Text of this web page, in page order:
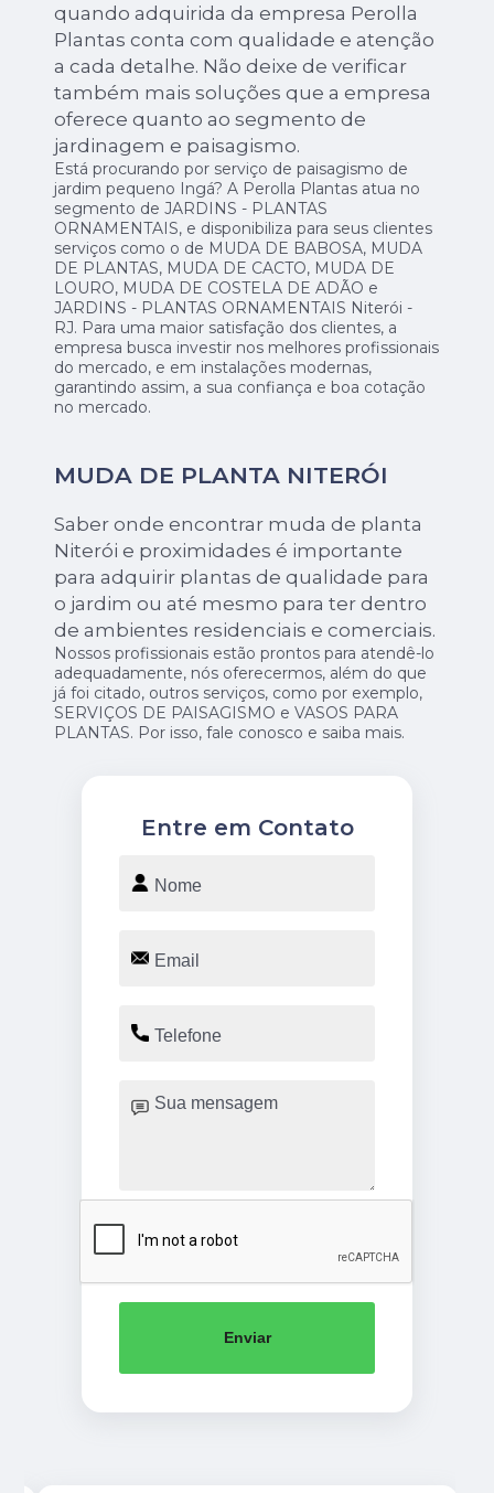
quando adquirida da empresa Perolla
Plantas conta com qualidade e atenção
a cada detalhe. Não deixe de verificar
também mais soluções que a empresa
oferece quanto ao segmento de
jardinagem e paisagismo.
Está procurando por serviço de paisagismo de
jardim pequeno Ingá? A Perolla Plantas atua no
segmento de JARDINS - PLANTAS
ORNAMENTAIS, e disponibiliza para seus clientes
serviços como o de MUDA DE BABOSA, MUDA
DE PLANTAS, MUDA DE CACTO, MUDA DE
LOURO, MUDA DE COSTELA DE ADÃO e
JARDINS - PLANTAS ORNAMENTAIS Niterói -
RJ. Para uma maior satisfação dos clientes, a
empresa busca investir nos melhores profissionais
do mercado, e em instalações modernas,
garantindo assim, a sua confiança e boa cotação
no mercado.
MUDA DE PLANTA NITERÓI
Saber onde encontrar muda de planta
Niterói e proximidades é importante
para adquirir plantas de qualidade para
o jardim ou até mesmo para ter dentro
de ambientes residenciais e comerciais.
Nossos profissionais estão prontos para atendê-lo
adequadamente, nós oferecermos, além do que
já foi citado, outros serviços, como por exemplo,
SERVIÇOS DE PAISAGISMO e VASOS PARA
PLANTAS. Por isso, fale conosco e saiba mais.
Entre em Contato
Enviar